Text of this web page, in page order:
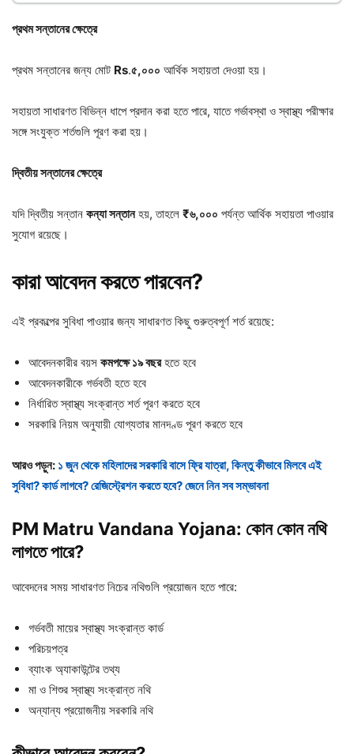
প্রথমসন্তানেরক্ষেত্রে
প্রথম সন্তানের জন্য মোট Rs.৫,০০০ আর্থিক সহায়তা দেওয়া হয়।
সহায়তা সাধারণত বিভিন্ন ধাপে প্রদান করা হতে পারে, যাতে গর্ভাবস্থা ও স্বাস্থ্য পরীক্ষার
সঙ্গে সংযুক্ত শর্তগুলি পূরণ করা হয়।
দ্বিতীয়সন্তানেরক্ষেত্রে
যদি দ্বিতীয় সন্তান কন্যাসন্তানহয়, তাহলে ₹৬,০০০ পর্যন্ত আর্থিক সহায়তা পাওয়ার
সুযোগ রয়েছে।
কারাআবেদনকরতেপারবেন?
এই প্রকল্পের সুবিধা পাওয়ার জন্য সাধারণত কিছু গুরুত্বপূর্ণ শর্ত রয়েছে:
আবেদনকারীর বয়স কমপক্ষে১৯বছরহতে হবে
আবেদনকারীকে গর্ভবতী হতে হবে
নির্ধারিত স্বাস্থ্য সংক্রান্ত শর্ত পূরণ করতে হবে
সরকারি নিয়ম অনুযায়ী যোগ্যতার মানদণ্ড পূরণ করতে হবে
আরও পড়ুন: ১ জুন থেকে মহিলাদের সরকারি বাসে ফ্রি যাত্রা, কিন্তু কীভাবে মিলবে এই
সুবিধা? কার্ড লাগবে? রেজিস্ট্রেশন করতে হবে? জেনে নিন সব সম্ভাবনা
PM Matru Vandana Yojana: কোনকোননথি
লাগতেপারে?
আবেদনের সময় সাধারণত নিচের নথিগুলি প্রয়োজন হতে পারে:
গর্ভবতী মায়ের স্বাস্থ্য সংক্রান্ত কার্ড
পরিচয়পত্র
ব্যাংক অ্যাকাউন্টের তথ্য
মা ও শিশুর স্বাস্থ্য সংক্রান্ত নথি
অন্যান্য প্রয়োজনীয় সরকারি নথি